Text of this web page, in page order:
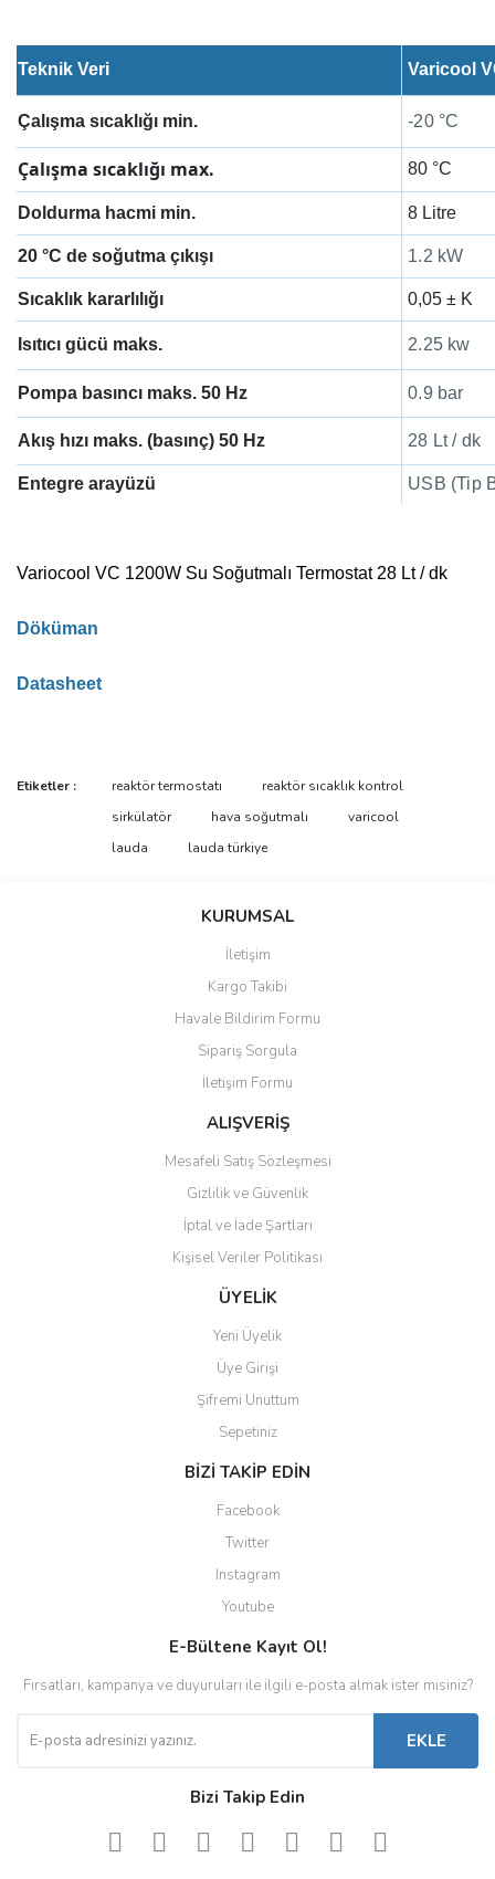
Teknik Veri Varicool
Çalışma sıcaklığı min. -20 °C
Çalışma sıcaklığı max. 80 °C
Doldurma hacmi min. 8 Litre
20 °C de soğutma çıkışı 1.2 kW
Sıcaklık kararlılığı 0,05 ± K
Isıtıcı gücü maks. 2.25 kw
Pompa basıncı maks. 50 Hz 0.9 bar
Akış hızı maks. (basınç) 50 Hz 28 Lt / dk
Entegre arayüzü USB (Tip
Variocool VC 1200W Su Soğutmalı Termostat 28 Lt / dk
Döküman
Datasheet
Bu ürüne ilk yorumu siz yapın!
Bu ürünün fiyat bilgisi, resim, ürün açıklamalarında ve diğer
tarafımıza iletebilirsiniz.
Görüş ve önerileriniz için teşekkür ederiz.
Ürün bilgilerinde hatalar bulunuyor.
Ürün fiyatı diğer sitelerden daha pahalı.
Bu ürüne benzer farklı alternatifler olmalı.
Gönder
Etiketler : reaktör termostatı
reaktör sıcaklık kontrol
sirkülatör
hava soğutmalı
varicool
lauda
lauda türkiye
KURUMSAL
İletişim
Kargo Takibi
Havale Bildirim Formu
Sipariş Sorgula
İletişim Formu
ALIŞVERİŞ
Mesafeli Satış Sözleşmesi
Gizlilik ve Güvenlik
İptal ve İade Şartları
Kişisel Veriler Politikası
ÜYELİK
Yeni Üyelik
Üye Girişi
Şifremi Unuttum
Sepetiniz
BİZİ TAKİP EDİN
Facebook
Twitter
Instagram
Youtube
E-Bültene Kayıt Ol!
Fırsatları, kampanya ve duyuruları ile ilgili e-posta almak ister misiniz?
EKLE
Bizi Takip Edin